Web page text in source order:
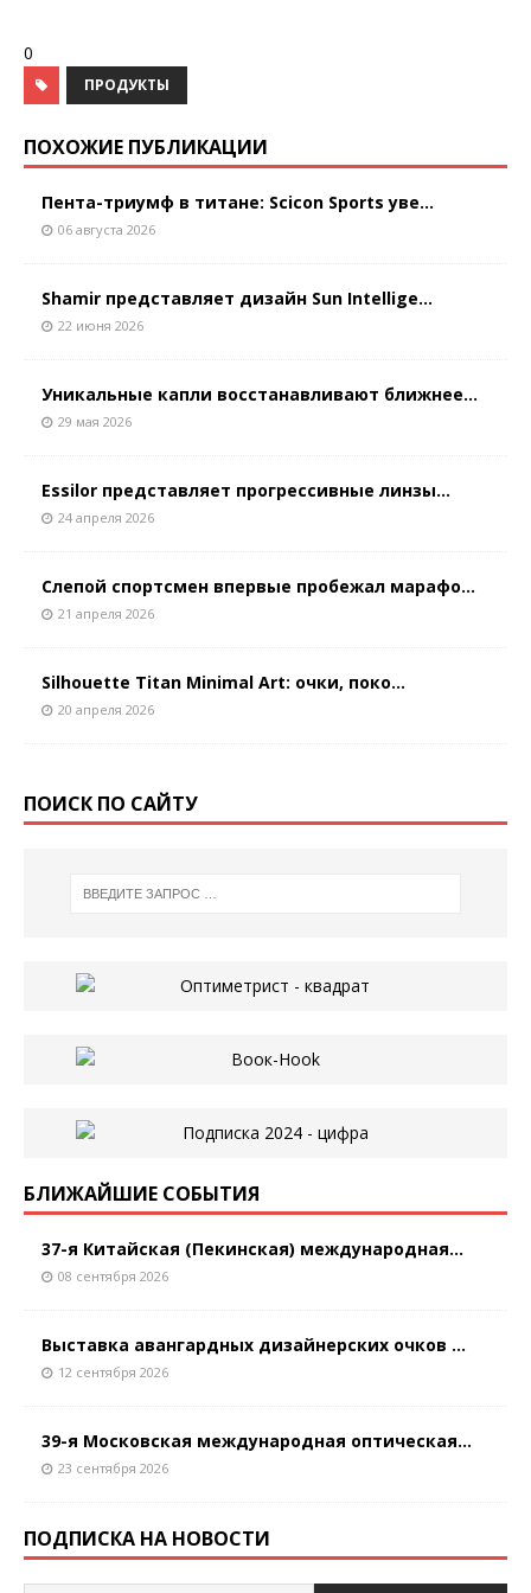
0
ПРОДУКТЫ
ПОХОЖИЕ ПУБЛИКАЦИИ
Пента-триумф в титане: Scicon Sports уве...
06 августа 2026
Shamir представляет дизайн Sun Intellige...
22 июня 2026
Уникальные капли восстанавливают ближнее...
29 мая 2026
Essilor представляет прогрессивные линзы...
24 апреля 2026
Слепой спортсмен впервые пробежал марафо...
21 апреля 2026
Silhouette Titan Minimal Art: очки, поко...
20 апреля 2026
ПОИСК ПО САЙТУ
БЛИЖАЙШИЕ СОБЫТИЯ
37-я Китайская (Пекинская) международная...
08 сентября 2026
Выставка авангардных дизайнерских очков ...
12 сентября 2026
39-я Московская международная оптическая...
23 сентября 2026
ПОДПИСКА НА НОВОСТИ